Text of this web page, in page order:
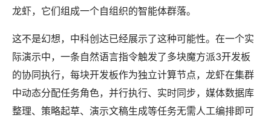
龙虾，它们组成一个自组织的智能体群落。
这不是幻想，中科创达已经展示了这种可能性。在一个实
际演示中，一条自然语言指令触发了多块魔方派3开发板
的协同执行，每块开发板作为独立计算节点，龙虾在集群
中动态分配任务角色，并行执行、实时同步，媒体数据库
整理、策略起草、演示文稿生成等任务无需人工编排即可